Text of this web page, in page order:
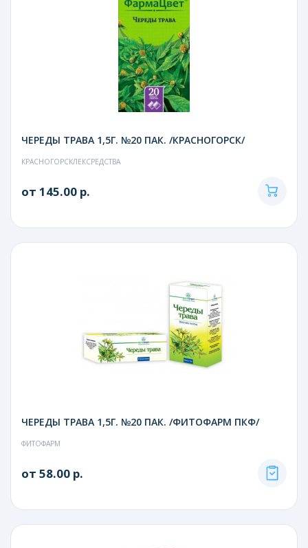
ЧЕРЕДЫ ТРАВА 1,5Г. №20 ПАК. /КРАСНОГОРСК/
КРАСНОГОРСКЛЕКСРЕДСТВА
от 145.00 р.
ЧЕРЕДЫ ТРАВА 1,5Г. №20 ПАК. /ФИТОФАРМ ПКФ/
ФИТОФАРМ
от 58.00 р.